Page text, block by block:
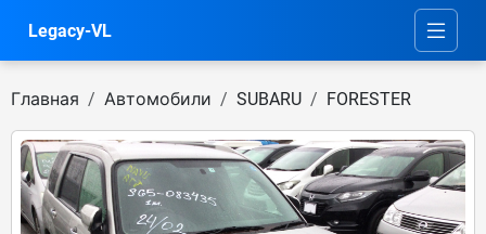
Legacy-VL
Главная Автомобили SUBARU FORESTER